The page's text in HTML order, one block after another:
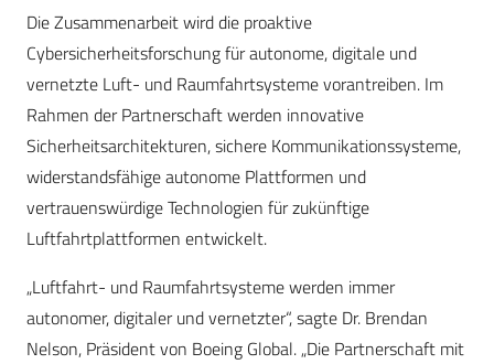
Die Zusammenarbeit wird die proaktive
Cybersicherheitsforschung für autonome, digitale und
vernetzte Luft- und Raumfahrtsysteme vorantreiben. Im
Rahmen der Partnerschaft werden innovative
Sicherheitsarchitekturen, sichere Kommunikationssysteme,
widerstandsfähige autonome Plattformen und
vertrauenswürdige Technologien für zukünftige
Luftfahrtplattformen entwickelt.
„Luftfahrt- und Raumfahrtsysteme werden immer
autonomer, digitaler und vernetzter“, sagte Dr. Brendan
Nelson, Präsident von Boeing Global. „Die Partnerschaft mit